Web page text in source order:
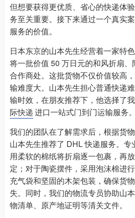
但想要获得更优质、省心的快递体
务至关重要。接下来通过一个真实
服务的价值。​
日本东京的山本先生经营着一家特
将一批价值 50 万日元的和风折扇
合作商处。这批货物不仅价值较高
输难度大。山本先生担心普通快递
输时效，在朋友推荐下，他选择了
际快递进口一站式门到门运输服务。​
我们的团队在了解需求后，根据货
山本先生推荐了 DHL 快递服务。
用柔软的棉纸将折扇逐一包裹，再
定；对于陶瓷摆件，采用泡沫棉进
充气袋和坚固的木架包装，确保货
失。同时，我们的物流专员协助山
物清单、原产地证明等清关文件。​